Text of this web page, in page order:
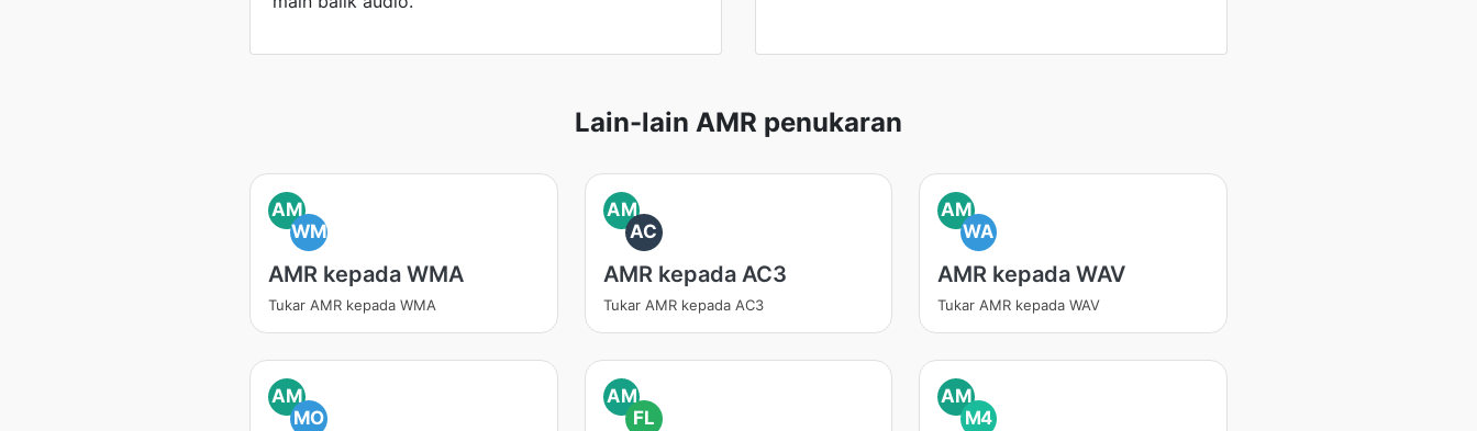
Lain-lain AMR penukaran
AM
WM
AMR kepada WMA
Tukar AMR kepada WMA
AM
AC
AMR kepada AC3
Tukar AMR kepada AC3
AM
WA
AMR kepada WAV
Tukar AMR kepada WAV
AM
MO
AM
FL
AM
M4